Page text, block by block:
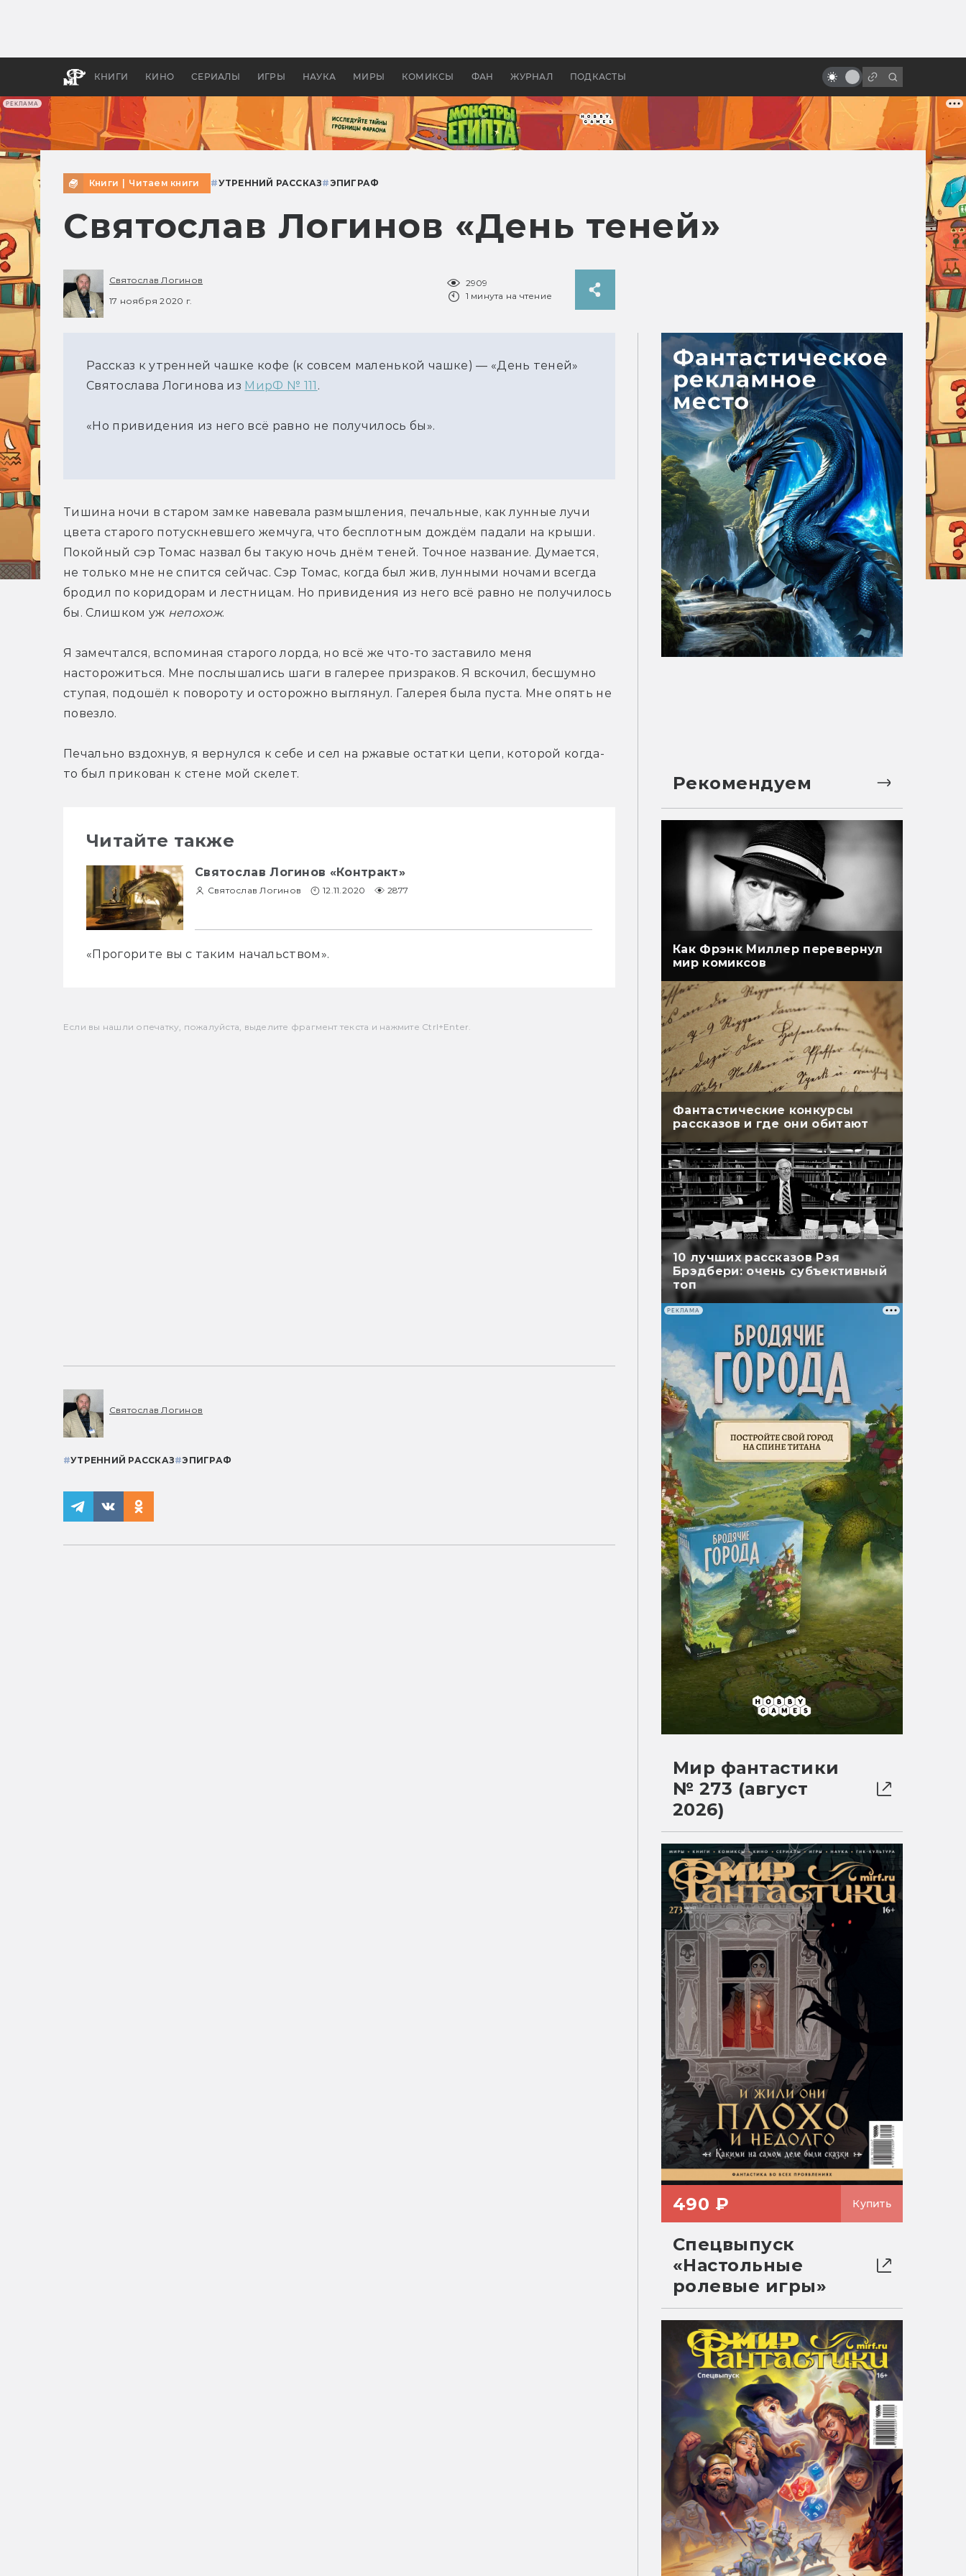
РЕКЛАМА
КНИГИ КИНО СЕРИАЛЫ ИГРЫ НАУКА МИРЫ КОМИКСЫ ФАН ЖУРНАЛ ПОДКАСТЫ
апокалипсис, в России —
бы «Властелина колец»
мистическая музыка
Книги Читаем книги #УТРЕННИЙ РАССКАЗ#ЭПИГРАФ
Святослав Логинов «День теней»
Святослав Логинов
17 ноября 2020 г.
2909
1 минута на чтение
Рассказ к утренней чашке кофе (к совсем маленькой чашке) — «День теней»
Святослава Логинова из МирФ № 111 .
«Но привидения из него всё равно не получилось бы».
Тишина ночи в старом замке навевала размышления, печальные, как лунные лучи
цвета старого потускневшего жемчуга, что бесплотным дождём падали на крыши.
Покойный сэр Томас назвал бы такую ночь днём теней. Точное название. Думается,
не только мне не спится сейчас. Сэр Томас, когда был жив, лунными ночами всегда
бродил по коридорам и лестницам. Но привидения из него всё равно не получилось
бы. Слишком уж непохож.
Я замечтался, вспоминая старого лорда, но всё же что-то заставило меня
насторожиться. Мне послышались шаги в галерее призраков. Я вскочил, бесшумно
ступая, подошёл к повороту и осторожно выглянул. Галерея была пуста. Мне опять не
повезло.
Печально вздохнув, я вернулся к себе и сел на ржавые остатки цепи, которой когда-
то был прикован к стене мой скелет.
Читайте также
Святослав Логинов «Контракт»
Святослав Логинов 12.11.2020 2877
Если вы нашли опечатку, пожалуйста, выделите фрагмент текста и нажмите Ctrl+Enter.
Святослав Логинов
#УТРЕННИЙ РАССКАЗ#ЭПИГРАФ
Рекомендуем
Как Фрэнк Миллер перевернул
мир комиксов
Фантастические конкурсы
рассказов и где они обитают
10 лучших рассказов Рэя
Брэдбери: очень субъективный
топ
РЕКЛАМА
Мир фантастики
№ 273 (август
2026)
490 ₽ Купить
Спецвыпуск
«Настольные
ролевые игры»